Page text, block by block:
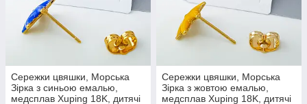
Сережки цвяшки, Морська
Зірка з синьою емалью,
медсплав Xuping 18K, дитячі
Сережки цвяшки, Морська
Зірка з жовтою емалью,
медсплав Xuping 18K, дитячі